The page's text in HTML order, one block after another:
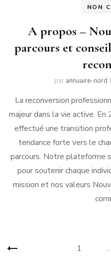
NON
A propos –
parcours et
par annuaire-nord
La reconversion
majeur dans la vie active.
effectué une transition
tendance forte vers le
parcours. Notre plateforme
pour soutenir chaque
mission et nos valeurs
Pagination
Page
1 …